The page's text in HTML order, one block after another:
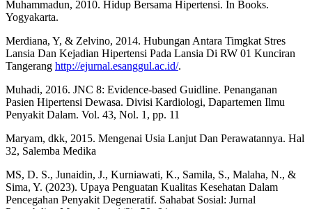
Muhammadun, 2010. Hidup Bersama Hipertensi. In Books.
Yogyakarta.
Merdiana, Y, & Zelvino, 2014. Hubungan Antara Timgkat Stres
Lansia Dan Kejadian Hipertensi Pada Lansia Di RW 01 Kunciran
Tangerang http://ejurnal.esanggul.ac.id/.
Muhadi, 2016. JNC 8: Evidence-based Guidline. Penanganan
Pasien Hipertensi Dewasa. Divisi Kardiologi, Dapartemen Ilmu
Penyakit Dalam. Vol. 43, Nol. 1, pp. 11
Maryam, dkk, 2015. Mengenai Usia Lanjut Dan Perawatannya. Hal
32, Salemba Medika
MS, D. S., Junaidin, J., Kurniawati, K., Samila, S., Malaha, N., &
Sima, Y. (2023). Upaya Penguatan Kualitas Kesehatan Dalam
Pencegahan Penyakit Degeneratif. Sahabat Sosial: Jurnal